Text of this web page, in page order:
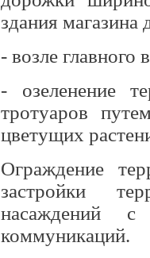
здания магазина
- возле
- озеленение
тротуаров
цветущих
Ограждение
застройки
насаждений
коммуникаций.